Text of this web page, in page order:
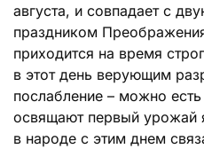
августа, и совпадает с
праздником
приходится на время
в этот день верующим
послабление – можно
освящают первый урожай
в народе с этим днем